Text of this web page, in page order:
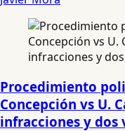
Procedimiento
Concepción vs U.
infracciones y dos